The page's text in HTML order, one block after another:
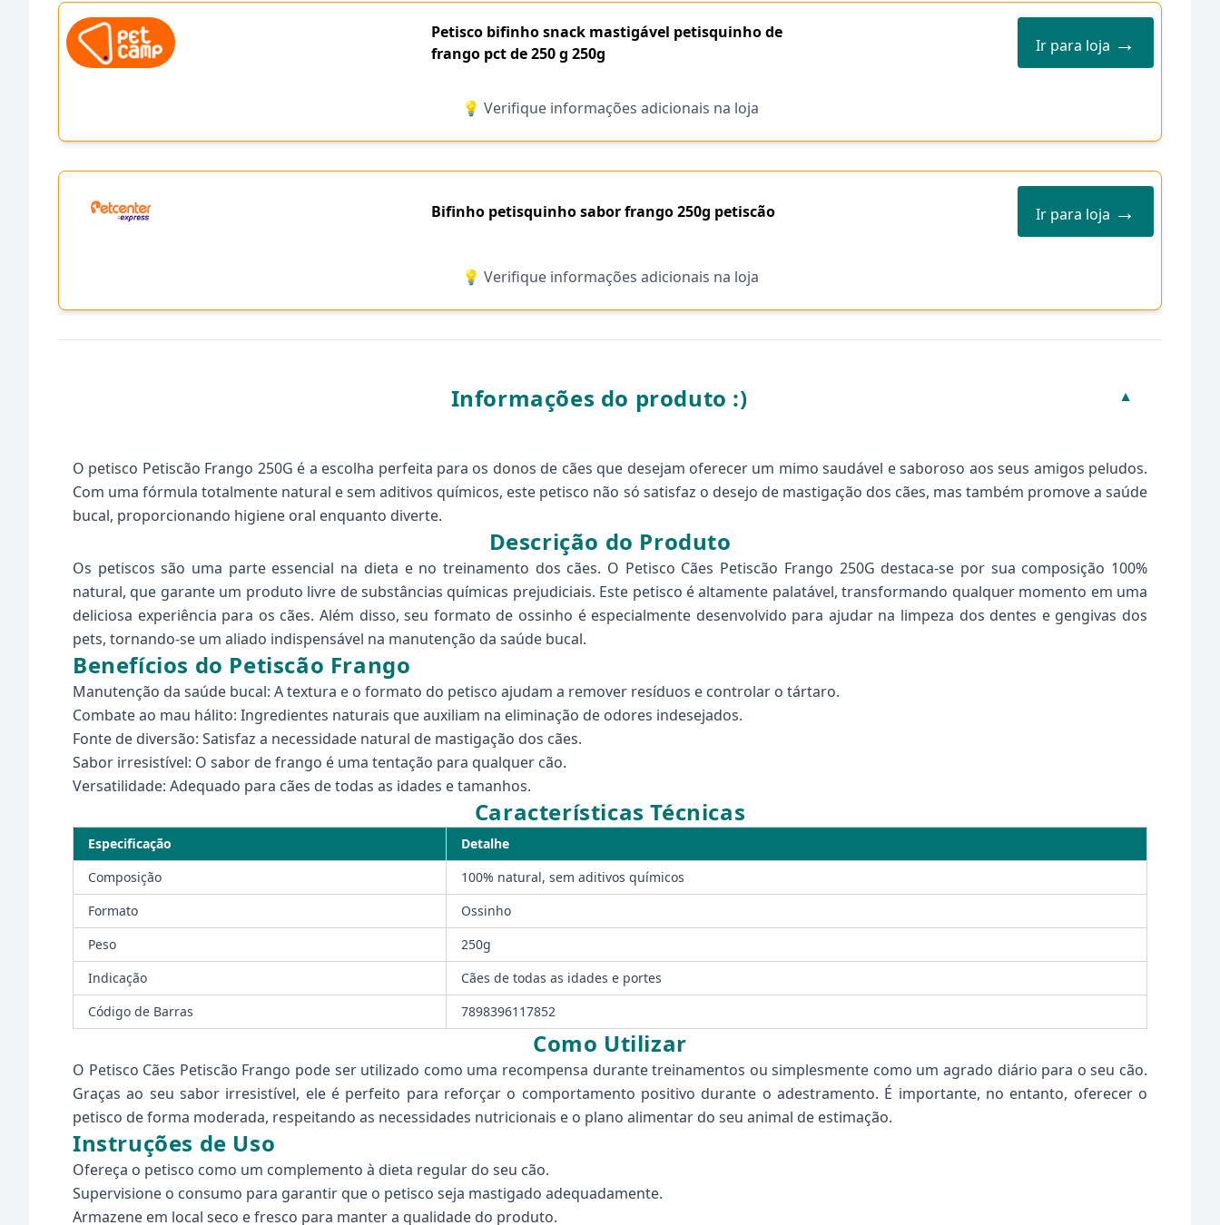
Petisco bifinho snack mastigável petisquinho de
frango pct de 250 g 250g
Ir para loja →
💡 Verifique informações adicionais na loja
Bifinho petisquinho sabor frango 250g petiscão Ir para loja →
💡 Verifique informações adicionais na loja
Informações do produto :) ▼
O petisco Petiscão Frango 250G é a escolha perfeita para os donos de cães que desejam oferecer um mimo saudável e saboroso aos seus amigos peludos.
Com uma fórmula totalmente natural e sem aditivos químicos, este petisco não só satisfaz o desejo de mastigação dos cães, mas também promove a saúde
bucal, proporcionando higiene oral enquanto diverte.
Descrição do Produto
Os petiscos são uma parte essencial na dieta e no treinamento dos cães. O Petisco Cães Petiscão Frango 250G destaca-se por sua composição 100%
natural, que garante um produto livre de substâncias químicas prejudiciais. Este petisco é altamente palatável, transformando qualquer momento em uma
deliciosa experiência para os cães. Além disso, seu formato de ossinho é especialmente desenvolvido para ajudar na limpeza dos dentes e gengivas dos
pets, tornando-se um aliado indispensável na manutenção da saúde bucal.
Benefícios do Petiscão Frango
Manutenção da saúde bucal: A textura e o formato do petisco ajudam a remover resíduos e controlar o tártaro.
Combate ao mau hálito: Ingredientes naturais que auxiliam na eliminação de odores indesejados.
Fonte de diversão: Satisfaz a necessidade natural de mastigação dos cães.
Sabor irresistível: O sabor de frango é uma tentação para qualquer cão.
Versatilidade: Adequado para cães de todas as idades e tamanhos.
Características Técnicas
Especificação
Detalhe
Composição
100% natural, sem aditivos químicos
Formato
Ossinho
Peso
250g
Indicação
Cães de todas as idades e portes
Código de Barras
7898396117852
Como Utilizar
O Petisco Cães Petiscão Frango pode ser utilizado como uma recompensa durante treinamentos ou simplesmente como um agrado diário para o seu cão.
Graças ao seu sabor irresistível, ele é perfeito para reforçar o comportamento positivo durante o adestramento. É importante, no entanto, oferecer o
petisco de forma moderada, respeitando as necessidades nutricionais e o plano alimentar do seu animal de estimação.
Instruções de Uso
Ofereça o petisco como um complemento à dieta regular do seu cão.
Supervisione o consumo para garantir que o petisco seja mastigado adequadamente.
Armazene em local seco e fresco para manter a qualidade do produto.